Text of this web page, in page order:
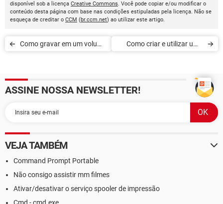
disponível sob a licença Creative Commons. Você pode copiar e/ou modificar o
conteúdo desta página com base nas condições estipuladas pela licença. Não se
esqueça de creditar o CCM (br.ccm.net) ao utilizar este artigo.
Como gravar em um volume
outros softwares
Como criar e utilizar uma
ASSINE NOSSA NEWSLETTER!
VEJA TAMBÉM
Command Prompt Portable
Não consigo assistir mm filmes
Ativar/desativar o serviço spooler de impressão